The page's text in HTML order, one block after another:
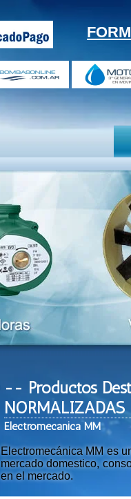
-- Productos
NORMALIZADAS
Electromecanica MM
Electromecánica MM es
mercado domestico,
en el mercado.